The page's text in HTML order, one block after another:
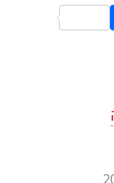
Share